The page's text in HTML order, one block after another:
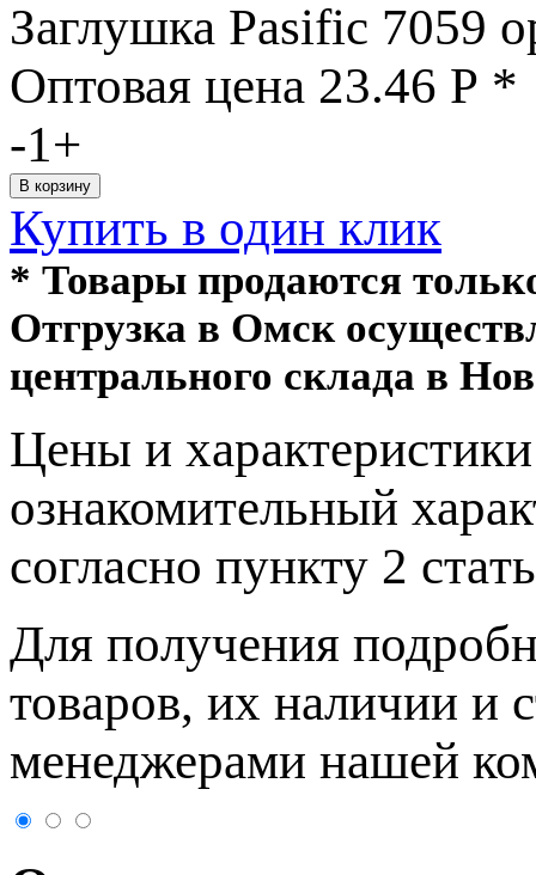
Заглушка Pasific 7059
Оптовая цена 23.46 Р *
-1+
Купить в один клик
* Товары продаются
Отгрузка в Омск
центрального склада в
Цeны и
ознакомительный
согласно пункту 2
Для пoлучения
товaров, их нaличии и
менеджерами нашей